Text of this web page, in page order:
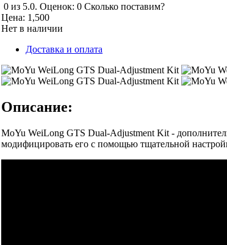
0 из 5.0. Оценок: 0 Сколько поставим?
Цена: 1,500
Нет в наличии
Доставка и оплата
Описание:
MoYu WeiLong GTS Dual-Adjustment Kit -
модифицировать его с помощью тщательной